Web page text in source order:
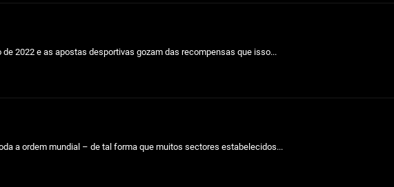
2022 e as apostas desportivas gozam das recompensas que isso...
a ordem mundial – de tal forma que muitos sectores estabelecidos...